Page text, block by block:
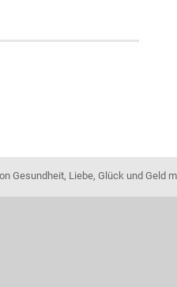
Gesundheit, Liebe, Glück und Geld